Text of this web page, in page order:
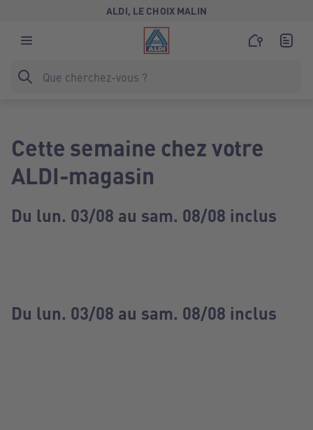
ALDI, LE CHOIX MALIN
Cette semaine chez votre
ALDI-magasin
Du lun. 03/08 au sam. 08/08 inclus
Du lun. 03/08 au sam. 08/08 inclus